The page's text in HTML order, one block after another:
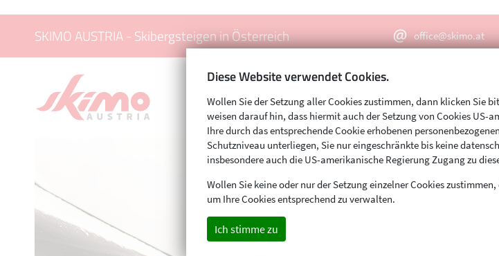
SKIMO AUSTRIA - Skibergsteigen in Österreich office@skimo.at
Diese Website verwendet Cookies.
Wollen Sie der Setzung aller Cookies zustimmen, dann klicken Sie
weisen darauf hin, dass hiermit auch der Setzung von Cookies
Ihre durch das entsprechende Cookie erhobenen
Schutzniveau unterliegen, Sie nur eingeschränkte bis keine
insbesondere auch die US-amerikanische Regierung Zugang zu
Wollen Sie keine oder nur der Setzung einzelner Cookies
um Ihre Cookies entsprechend zu verwalten.
Ich stimme zu